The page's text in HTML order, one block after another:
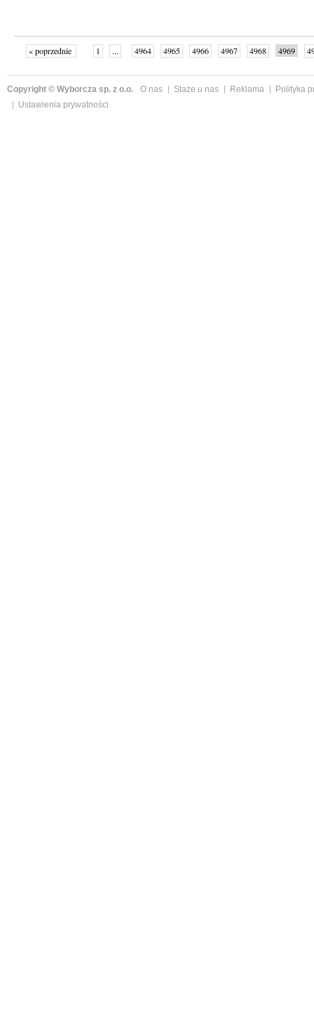
« poprzednie 1 ... 4964 4965 4966 4967 4968 4969
Copyright © Wyborcza sp. z o.o. O nas Staże u nas Reklama
Polityka
Ustawienia prywatności